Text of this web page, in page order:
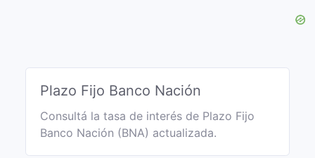
Plazo Fijo Banco Nación
Consultá la tasa de interés de Plazo Fijo
Banco Nación (BNA) actualizada.